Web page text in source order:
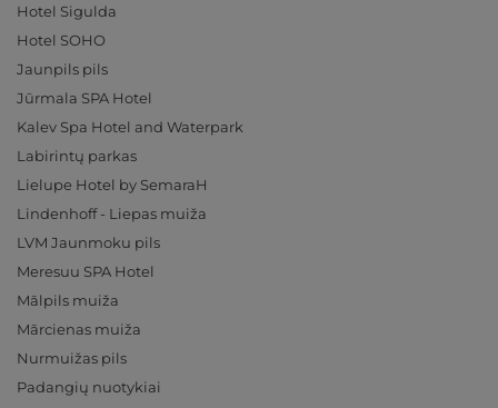
Hotel Sigulda
Hotel SOHO
Jaunpils pils
Jūrmala SPA Hotel
Kalev Spa Hotel and Waterpark
Labirintų parkas
Lielupe Hotel by SemaraH
Lindenhoff - Liepas muiža
LVM Jaunmoku pils
Meresuu SPA Hotel
Mālpils muiža
Mārcienas muiža
Nurmuižas pils
Padangių nuotykiai